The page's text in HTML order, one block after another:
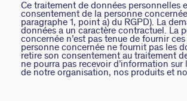
Ce traitement de données personnelles
consentement de la personne
paragraphe 1, point a) du RGPD). La
données a un caractère contractuel. La
concernée n’est pas tenue de fournir
personne concernée ne fournit pas les
retire son consentement au traitement
ne pourra pas recevoir d’information sur
de notre organisation, nos produits et